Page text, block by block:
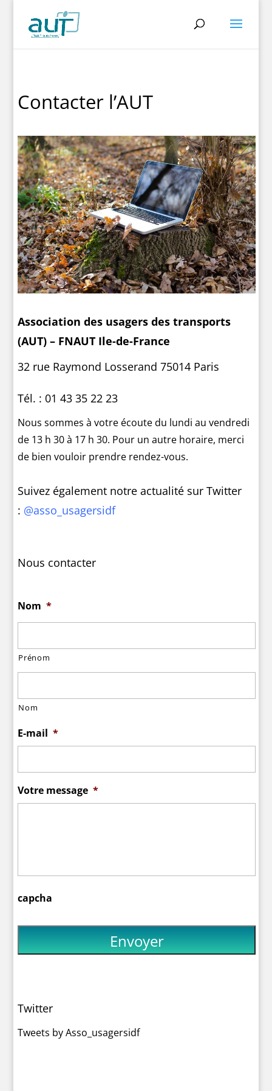
Contacter l’AUT
Association des usagers des transports
(AUT) – FNAUT Ile-de-France
32 rue Raymond Losserand 75014 Paris
Tél. : 01 43 35 22 23
Nous sommes à votre écoute du lundi au vendredi
de 13 h 30 à 17 h 30. Pour un autre horaire, merci
de bien vouloir prendre rendez-vous.
Suivez également notre actualité sur Twitter
: @asso_usagersidf
Nous contacter
Nom *
Prénom
Nom
E-mail *
Votre message *
capcha
Twitter
Tweets by Asso_usagersidf